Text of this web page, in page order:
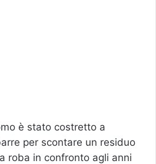
è stato costretto a
per scontare un residuo
roba in confronto agli anni